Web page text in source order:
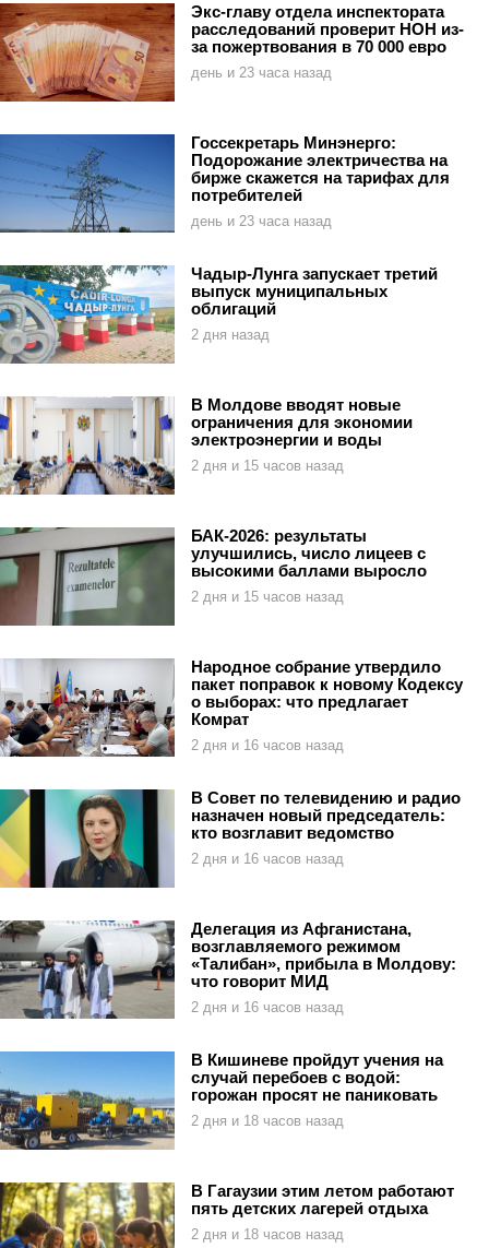
Экс-главу отдела инспектората
расследований проверит НОН из-
за пожертвования в 70 000 евро
день и 23 часа назад
Госсекретарь Минэнерго:
Подорожание электричества на
бирже скажется на тарифах для
потребителей
день и 23 часа назад
Чадыр-Лунга запускает третий
выпуск муниципальных
облигаций
2 дня назад
В Молдове вводят новые
ограничения для экономии
электроэнергии и воды
2 дня и 15 часов назад
БАК-2026: результаты
улучшились, число лицеев с
высокими баллами выросло
2 дня и 15 часов назад
Народное собрание утвердило
пакет поправок к новому Кодексу
о выборах: что предлагает
Комрат
2 дня и 16 часов назад
В Совет по телевидению и радио
назначен новый председатель:
кто возглавит ведомство
2 дня и 16 часов назад
Делегация из Афганистана,
возглавляемого режимом
«Талибан», прибыла в Молдову:
что говорит МИД
2 дня и 16 часов назад
В Кишиневе пройдут учения на
случай перебоев с водой:
горожан просят не паниковать
2 дня и 18 часов назад
В Гагаузии этим летом работают
пять детских лагерей отдыха
2 дня и 18 часов назад